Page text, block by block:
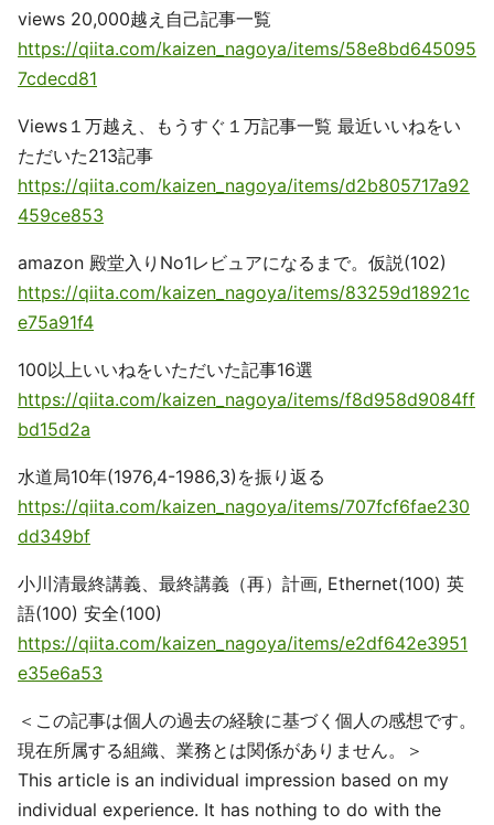
views 20,000越え自己記事一覧
https://qiita.com/kaizen_nagoya/items/58e8bd645095
7cdecd81
Views１万越え、もうすぐ１万記事一覧 最近いいねをい
ただいた213記事
https://qiita.com/kaizen_nagoya/items/d2b805717a92
459ce853
amazon 殿堂入りNo1レビュアになるまで。仮説(102)
https://qiita.com/kaizen_nagoya/items/83259d18921c
e75a91f4
100以上いいねをいただいた記事16選
https://qiita.com/kaizen_nagoya/items/f8d958d9084ff
bd15d2a
水道局10年(1976,4-1986,3)を振り返る
https://qiita.com/kaizen_nagoya/items/707fcf6fae230
dd349bf
小川清最終講義、最終講義（再）計画, Ethernet(100) 英
語(100) 安全(100)
https://qiita.com/kaizen_nagoya/items/e2df642e3951
e35e6a53
＜この記事は個人の過去の経験に基づく個人の感想です。
現在所属する組織、業務とは関係がありません。＞
This article is an individual impression based on my
individual experience. It has nothing to do with the